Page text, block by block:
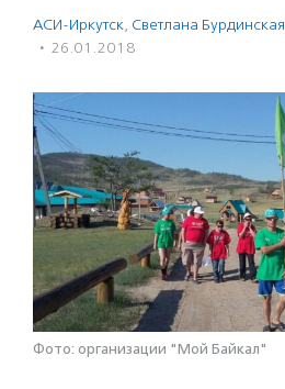
АСИ-Иркутск, Светлана Бурдинская
· 26.01.2018
Фото: организации "Мой Байкал"